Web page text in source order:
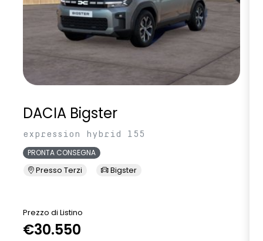
DACIA Bigster
expression hybrid 155
PRONTA CONSEGNA
Presso Terzi Bigster
Prezzo di Listino
€30.550